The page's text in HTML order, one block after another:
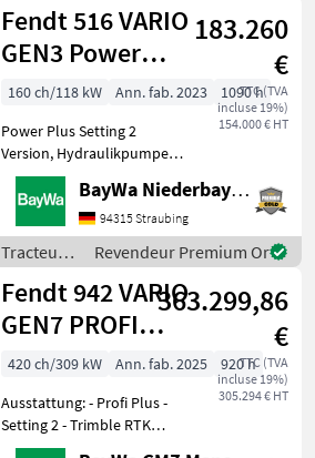
Fendt 516 VARIO
GEN3 Power
Plus
183.260
€
TTC (TVA
incluse 19%)
154.000 € HT
160 ch/118 kW Ann. fab. 2023
1090 h
Power Plus Setting 2
Version, Hydraulikpumpe
110 l/min, Spurführung RTK
Novatel, Diese Maschine
steht an unserem BayWa
Standort in DE - 84307
Eggenfelden.Gerne steht
BayWa Niederbayern
94315 Straubing
Tracteurs
/ Fendt
Revendeur Premium Or
Fendt 942 VARIO
GEN7 PROFI
PLUS S2
363.299,86
€
TTC (TVA
incluse 19%)
305.294 € HT
420 ch/309 kW Ann. fab. 2025
920 h
Ausstattung: - Profi Plus -
Setting 2 - Trimble RTK
Spurführung - Isobus -